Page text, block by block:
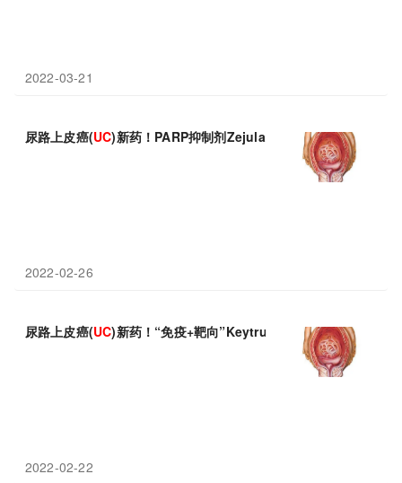
2022-03-21
尿路上皮癌(UC)新药！PARP抑制剂Zejula(尼拉帕利)维持治疗未
2022-02-26
尿路上皮癌(UC)新药！“免疫+靶向”Keytruda+Lenvima组合一
2022-02-22